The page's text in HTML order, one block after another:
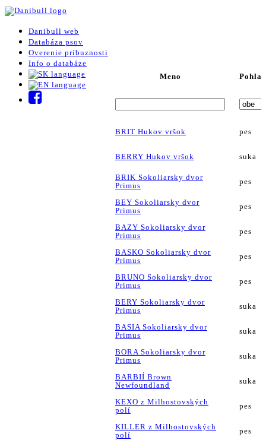
Danibull web
Databáza psov
Overenie príbuznosti
Info o databáze
Meno
BRIT Hukov vršok pes
BERRY Hukov vršok suka
BRIK Sokoliarsky dvor
Primus
pes
BEY Sokoliarsky dvor
Primus
pes
BAZY Sokoliarsky dvor
Primus
pes
BASKO Sokoliarsky dvor
Primus
pes
BRUNO Sokoliarsky dvor
Primus
pes
BERY Sokoliarsky dvor
Primus
suka
BASIA Sokoliarsky dvor
Primus
suka
BORA Sokoliarsky dvor
Primus
suka
BARBIÍ Brown
Newfoundland
suka
KEXO z Milhostovských
polí
pes
KILLER z Milhostovských
polí
pes